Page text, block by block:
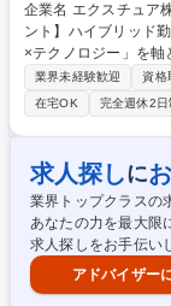
企業名 エクスチュア株式会社 求人名 【シニアマーケ
ント】ハイブリッド勤務可/完全週
×テクノロジー」を
当社にて、シニアマ
顧客企業へコンサルティング
リングによる要件定
用した分析と改善施
装設計、実装内容調
作成 ■各種トレーニ
雇入れ直後：上記参照/
【シニアマーケティ
日制
業界未経験歓迎 資格
在宅OK
完全週休2日
求人探しに
業界トップクラスの
あなたの力を最大限
求人探しをお手伝い
アドバイザー